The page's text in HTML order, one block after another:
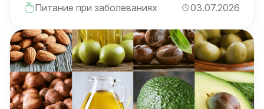
Питание при заболеваниях
03.07.2026